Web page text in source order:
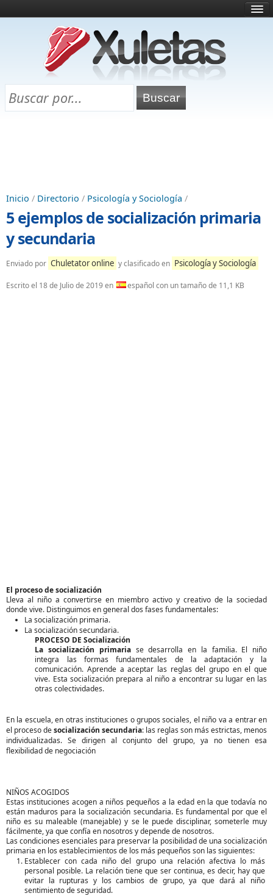
¿Qué es esto?
Directorio
Chuletas para exámenes
Inicio / Directorio / Psicología y Sociología /
5 ejemplos de socialización primaria
y secundaria
Enviado por Chuletator online y clasificado en Psicología y Sociología
Escrito el 18 de Julio de 2019en español con un tamaño de 11,1 KB
El proceso de socialización
Lleva al niño a convertirse en miembro activo y creativo de la sociedad
donde vive. Distinguimos en general dos fases fundamentales:
La socialización primaria.
La socialización secundaria.
PROCESO DE Socialización
La socialización primaria se desarrolla en la familia. El niño
integra las formas fundamentales de la adaptación y la
comunicación. Aprende a aceptar las reglas del grupo en el que
vive. Esta socialización prepara al niño a encontrar su lugar en las
otras colectividades.
En la escuela, en otras instituciones o grupos sociales, el niño va a entrar en
el proceso de socialización secundaria: las reglas son más estrictas, menos
individualizadas. Se dirigen al conjunto del grupo, ya no tienen esa
flexibilidad de negociación
NIÑOS ACOGIDOS
Estas instituciones acogen a niños pequeños a la edad en la que todavía no
están maduros para la socialización secundaria. Es fundamental por que el
niño es su maleable (manejable) y se le puede disciplinar, someterle muy
fácilmente, ya que confía en nosotros y depende de nosotros.
Las condiciones esenciales para preservar la posibilidad de una socialización
primaria en los establecimientos de los más pequeños son las siguientes:
Establecer con cada niño del grupo una relación afectiva lo más
personal posible. La relación tiene que ser continua, es decir, hay que
evitar la rupturas y los cambios de grupo, ya que dará al niño
sentimiento de seguridad.